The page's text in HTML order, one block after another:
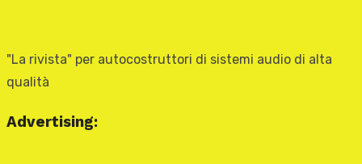
"La rivista" per autocostruttori di sistemi audio di alta
qualità
Advertising: